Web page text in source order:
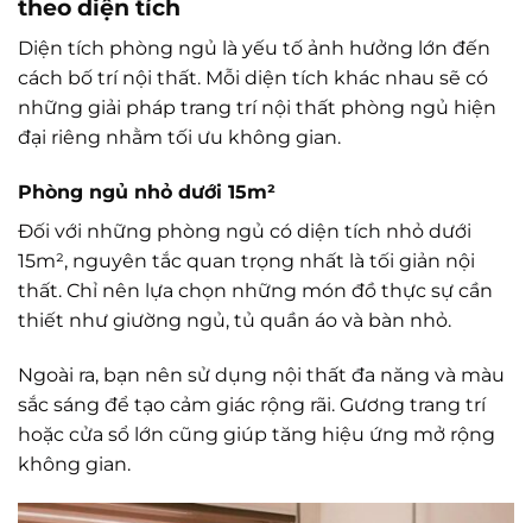
theo diện tích
Diện tích phòng ngủ là yếu tố ảnh hưởng lớn đến
cách bố trí nội thất. Mỗi diện tích khác nhau sẽ có
những giải pháp trang trí nội thất phòng ngủ hiện
đại riêng nhằm tối ưu không gian.
Phòng ngủ nhỏ dưới 15m²
Đối với những phòng ngủ có diện tích nhỏ dưới
15m², nguyên tắc quan trọng nhất là tối giản nội
thất. Chỉ nên lựa chọn những món đồ thực sự cần
thiết như giường ngủ, tủ quần áo và bàn nhỏ.
Ngoài ra, bạn nên sử dụng nội thất đa năng và màu
sắc sáng để tạo cảm giác rộng rãi. Gương trang trí
hoặc cửa sổ lớn cũng giúp tăng hiệu ứng mở rộng
không gian.